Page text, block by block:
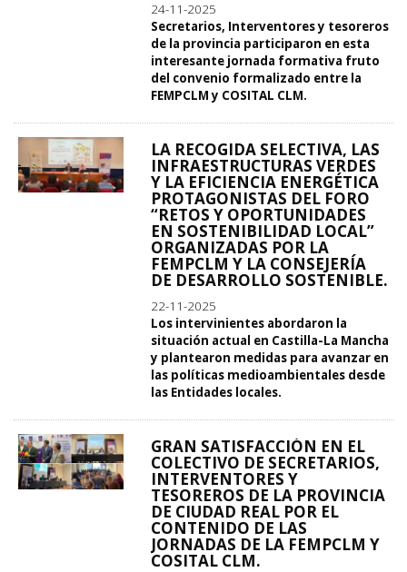
24-11-2025
Secretarios, Interventores y tesoreros
de la provincia participaron en esta
interesante jornada formativa fruto
del convenio formalizado entre la
FEMPCLM y COSITAL CLM.
LA RECOGIDA SELECTIVA, LAS
INFRAESTRUCTURAS VERDES
Y LA EFICIENCIA ENERGÉTICA
PROTAGONISTAS DEL FORO
“RETOS Y OPORTUNIDADES
EN SOSTENIBILIDAD LOCAL”
ORGANIZADAS POR LA
FEMPCLM Y LA CONSEJERÍA
DE DESARROLLO SOSTENIBLE.
22-11-2025
Los intervinientes abordaron la
situación actual en Castilla-La Mancha
y plantearon medidas para avanzar en
las políticas medioambientales desde
las Entidades locales.
GRAN SATISFACCIÓN EN EL
COLECTIVO DE SECRETARIOS,
INTERVENTORES Y
TESOREROS DE LA PROVINCIA
DE CIUDAD REAL POR EL
CONTENIDO DE LAS
JORNADAS DE LA FEMPCLM Y
COSITAL CLM.